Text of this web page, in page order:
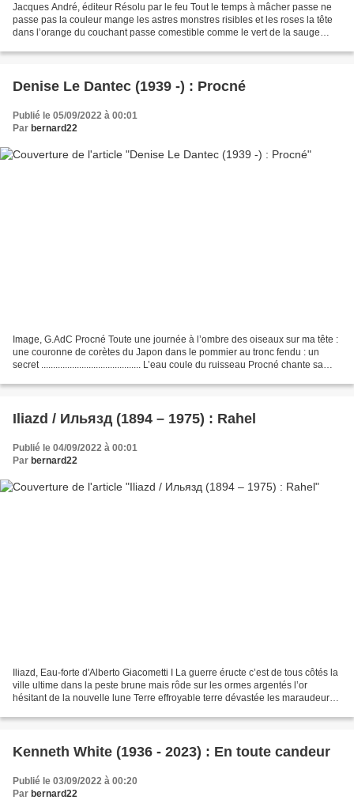
Jacques André, éditeur Résolu par le feu Tout le temps à mâcher passe ne
passe pas la couleur mange les astres monstres risibles et les roses la tête
dans l’orange du couchant passe comestible comme le vert de la sauge
Denise Le Dantec (1939 -) : Procné
Publié le 05/09/2022 à 00:01
Par bernard22
Image, G.AdC Procné Toute une journée à l’ombre des oiseaux sur ma tête :
une couronne de corètes du Japon dans le pommier au tronc fendu : un
secret .......................................... L’eau coule du ruisseau Procné chante sa
Iliazd / Ильязд (1894 – 1975) : Rahel
Publié le 04/09/2022 à 00:01
Par bernard22
Iliazd, Eau-forte d'Alberto Giacometti I La guerre éructe c’est de tous côtés la
ville ultime dans la peste brune mais rôde sur les ormes argentés l’or
hésitant de la nouvelle lune Terre effroyable terre dévastée les maraudeurs
Kenneth White (1936 - 2023) : En toute candeur
Publié le 03/09/2022 à 00:20
Par bernard22